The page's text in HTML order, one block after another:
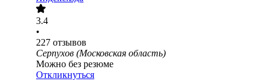
3.4
•
227 отзывов
Серпухов (Московская область)
Можно без резюме
Откликнуться